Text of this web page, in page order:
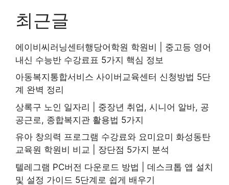
최근글
에이비씨러닝센터행당어학원 학원비 | 중고등 영어
내신 수능반 수강료표 5가지 핵심 정보
아동복지통합서비스 사이버교육센터 신청방법 5단
계 완벽 정리
상록구 노인 일자리 | 중장년 취업, 시니어 알바, 공
공근로, 종합복지관 활용법 5가지
유아 창의력 프로그램 수강료와 요미요미 화성동탄
교육원 학원비 비교 | 장단점 5가지 분석
텔레그램 PC버전 다운로드 방법 | 데스크톱 앱 설치
및 설정 가이드 5단계로 쉽게 배우기